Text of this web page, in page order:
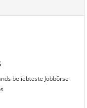
beliebteste Jobbörse